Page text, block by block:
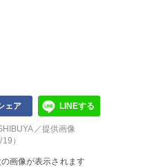
ェア LINEする
／提供画像
19）
画像が表示されます